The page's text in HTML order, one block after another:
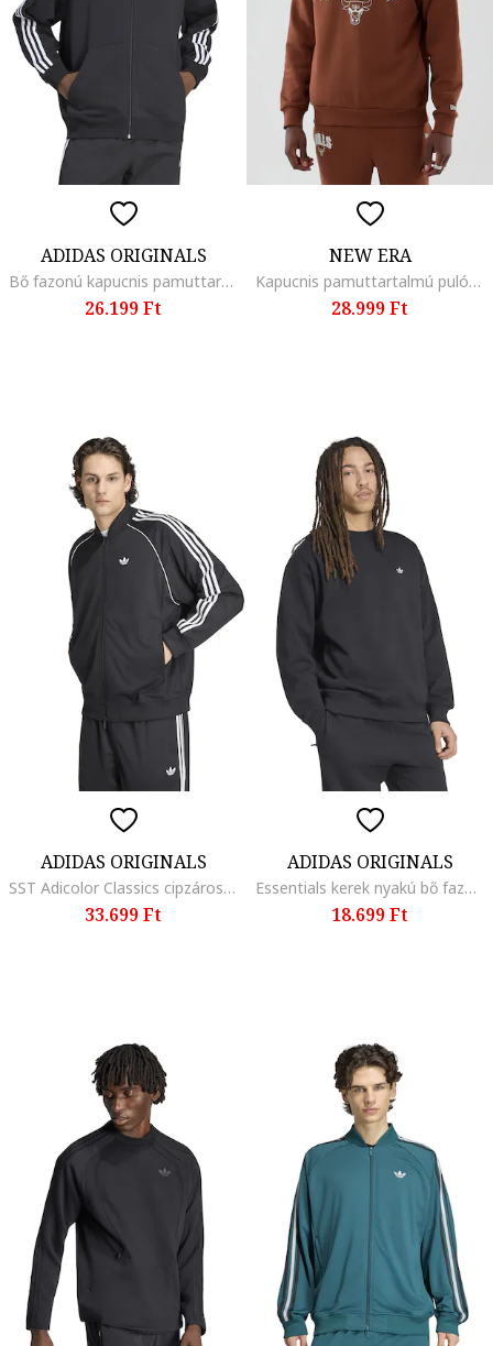
ADIDAS ORIGINALS
Bő fazonú kapucnis pamuttartalmú pulóver, Fehér/Szénfekete
26.199 Ft
NEW ERA
Kapucnis pamuttartalmú pulóver logóval, Vörösesbarna
28.999 Ft
ADIDAS ORIGINALS
SST Adicolor Classics cipzáros felső, Fehér, Fekete,
33.699 Ft
ADIDAS ORIGINALS
Essentials kerek nyakú bő fazonú pulóver
18.699 Ft